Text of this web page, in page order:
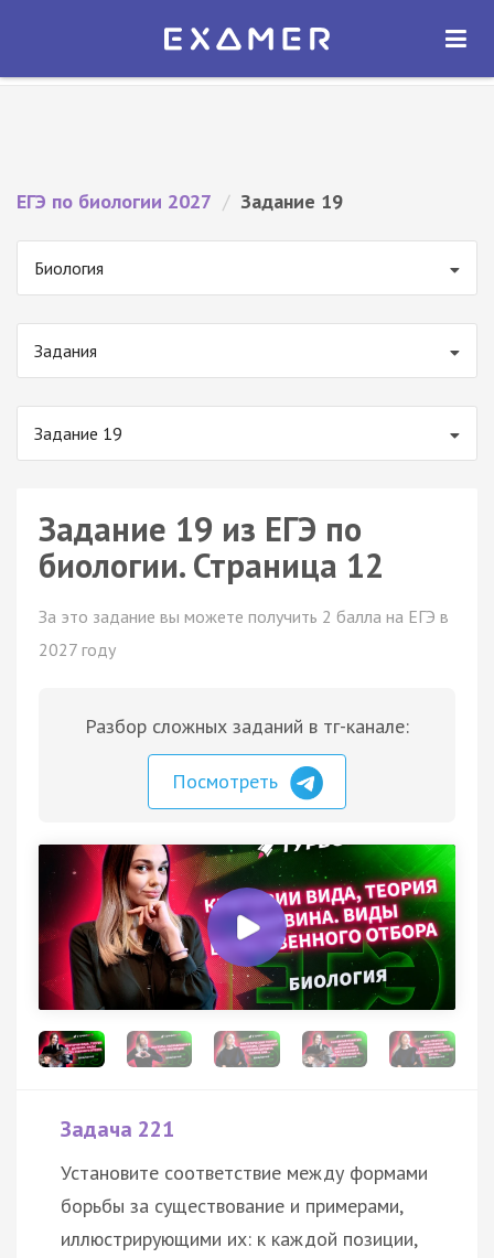
Экзамер — ЕГЭ 2027
ОТКРЫТЬ
ЕГЭ по биологии 2027 / Задание 19
Биология
Задания
Задание 19
Задание 19 из ЕГЭ по
биологии. Страница 12
За это задание вы можете получить 2 балла на ЕГЭ в
2027 году
Разбор сложных заданий в тг-канале:
Посмотреть
Задача 221
Установите соответствие между формами
борьбы за существование и примерами,
иллюстрирующими их: к каждой позиции,